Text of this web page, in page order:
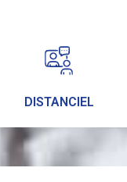
DISTANCIEL